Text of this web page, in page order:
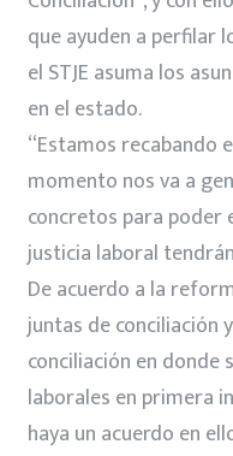
que ayuden a perfilar
el STJE asuma los
en el estado.
“Estamos recabando
momento nos va a
concretos para poder
justicia laboral
De acuerdo a la
juntas de conciliación
conciliación en donde
laborales en primera
haya un acuerdo en